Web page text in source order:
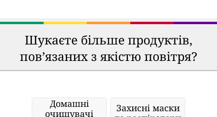
Шукаєте більше продуктів,
пов’язаних з якістю повітря?
Домашні
очищувачі
Захисні маски